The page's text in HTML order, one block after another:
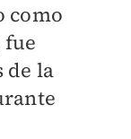
como
fue
de la